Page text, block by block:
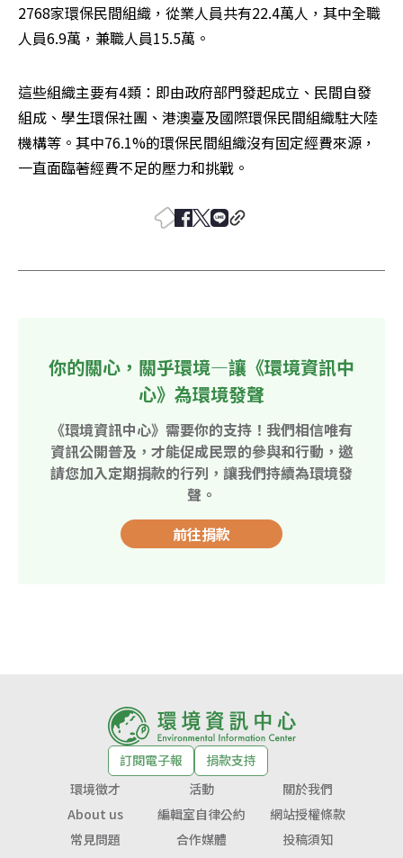
2768家環保民間組織，從業人員共有22.4萬人，其中全職
人員6.9萬，兼職人員15.5萬。
這些組織主要有4類：即由政府部門發起成立、民間自發
組成、學生環保社團、港澳臺及國際環保民間組織駐大陸
機構等。其中76.1%的環保民間組織沒有固定經費來源，
一直面臨著經費不足的壓力和挑戰。
你的關心，關乎環境—讓《環境資訊中
心》為環境發聲
《環境資訊中心》需要你的支持！我們相信唯有
資訊公開普及，才能促成民眾的參與和行動，邀
請您加入定期捐款的行列，讓我們持續為環境發
聲。
前往捐款
訂閱電子報
捐款支持
環境徵才
活動
關於我們
About us
編輯室自律公約
網站授權條款
常見問題
合作媒體
投稿須知